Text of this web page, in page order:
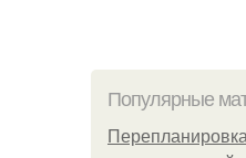
Популярные